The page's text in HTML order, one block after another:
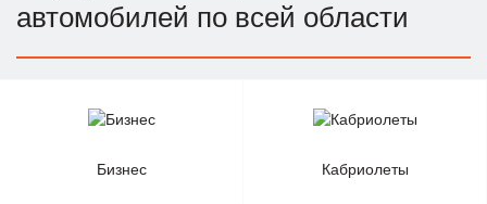
автомобилей по всей области
Бизнес Кабриолеты